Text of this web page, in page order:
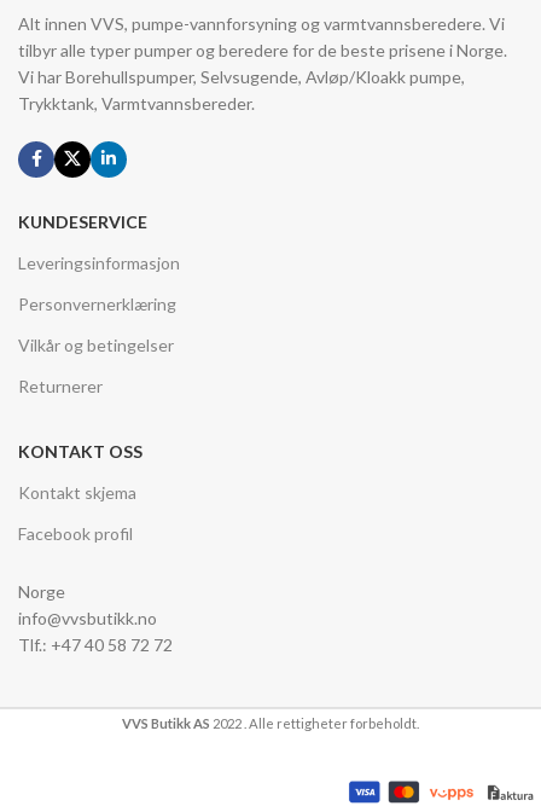
Alt innen VVS, pumpe-vannforsyning og varmtvannsberedere. Vi
tilbyr alle typer pumper og beredere for de beste prisene i Norge.
Vi har Borehullspumper, Selvsugende, Avløp/Kloakk pumpe,
Trykktank, Varmtvannsbereder.
KUNDESERVICE
Leveringsinformasjon
Personvernerklæring
Vilkår og betingelser
Returnerer
KONTAKT OSS
Kontakt skjema
Facebook profil
Norge
info@vvsbutikk.no
Tlf.: +47 40 58 72 72
VVS Butikk AS 2022 . Alle rettigheter forbeholdt.